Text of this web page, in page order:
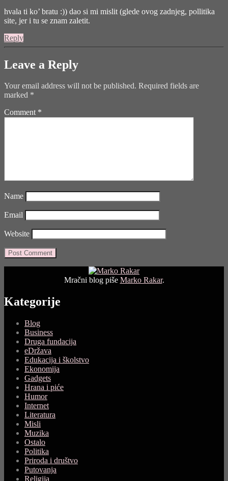
hvala ti ko’ bratu :)) dao si mi mislit (glede ovog zadnjeg, pollitika
site, jer i tu se znam zaletit.
Reply
Leave a Reply
Your email address will not be published. Required fields are
marked *
Comment *
Name
Email
Website
Mračni blog piše Marko Rakar.
Kategorije
Blog
Business
Druga fundacija
eDržava
Edukacija i školstvo
Ekonomija
Gadgets
Hrana i piće
Humor
Internet
Literatura
Misli
Muzika
Ostalo
Politika
Priroda i društvo
Putovanja
Religija